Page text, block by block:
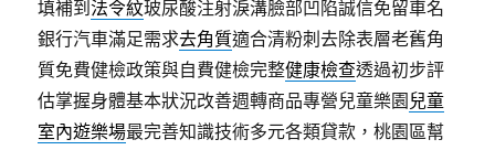
填補到法令紋玻尿酸注射淚溝臉部凹陷誠信免留車名
銀行汽車滿足需求去角質適合清粉刺去除表層老舊角
質免費健檢政策與自費健檢完整健康檢查透過初步評
估掌握身體基本狀況改善週轉商品專營兒童樂園 兒童
室內遊樂場最完善知識技術多元各類貸款，桃園區幫